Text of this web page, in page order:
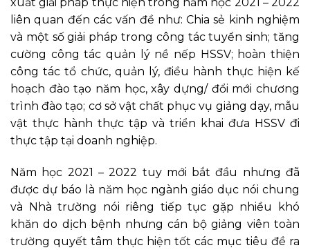
liên quan đến các vấn đề như: Chia sẻ kinh nghiệm
và một số giải pháp trong công tác tuyển sinh; tăng
cường công tác quản lý nề nếp HSSV; hoàn thiện
công tác tổ chức, quản lý, điều hành thực hiện kế
hoạch đào tạo năm học, xây dựng/ đổi mới chương
trình đào tạo; cơ sở vật chất phục vụ giảng dạy, mẫu
vật thực hành thực tập và triển khai đưa HSSV đi
thực tập tại doanh nghiệp.
Năm học 2021 – 2022 tuy mới bắt đầu nhưng đã
được dự báo là năm học ngành giáo dục nói chung
và Nhà trường nói riêng tiếp tục gặp nhiều khó
khăn do dịch bệnh nhưng cán bộ giảng viên toàn
trường quyết tâm thực hiện tốt các mục tiêu đề ra